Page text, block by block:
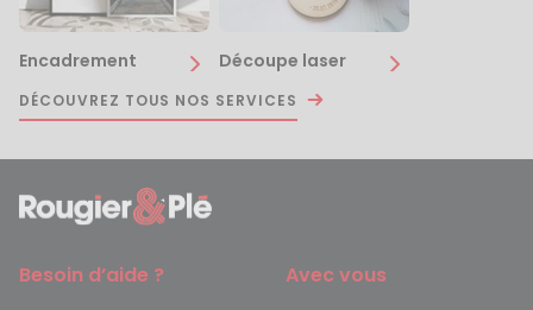
Encadrement Découpe laser
DÉCOUVREZ TOUS NOS SERVICES
Besoin d’aide ? Avec vous